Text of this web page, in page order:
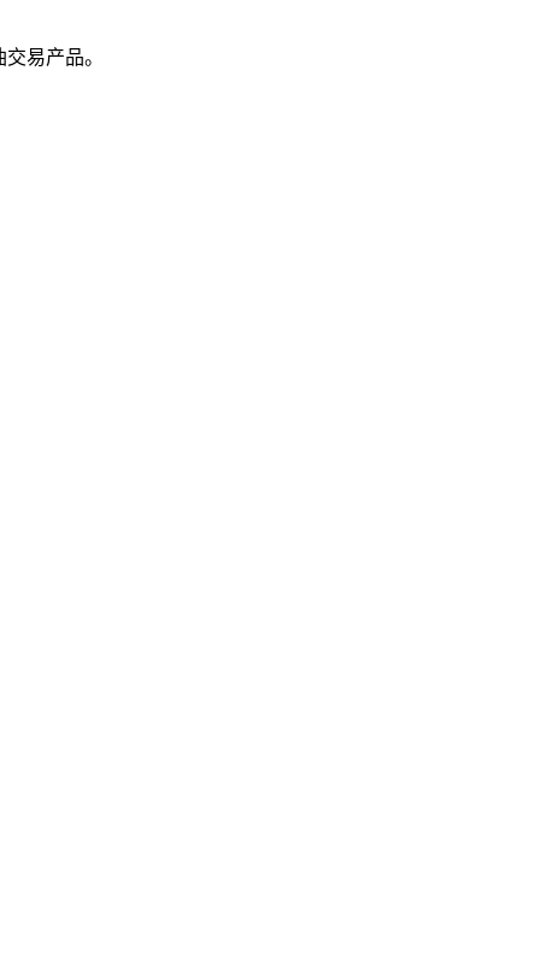
易产品。